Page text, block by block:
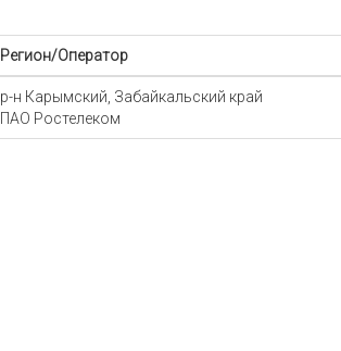
Регион/Оператор
р-н Карымский, Забайкальский край
ПАО Ростелеком